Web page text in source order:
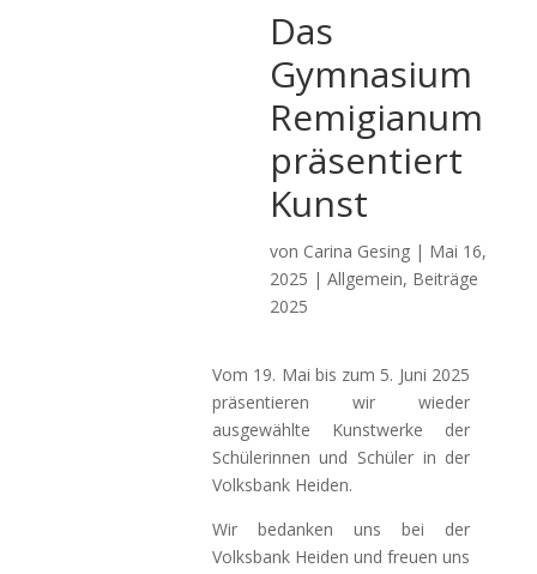
Das
Gymnasium
Remigianum
präsentiert
Kunst
von Carina Gesing | Mai 16,
2025 | Allgemein, Beiträge
2025
Vom 19. Mai bis zum 5. Juni 2025
präsentieren wir wieder
ausgewählte Kunstwerke der
Schülerinnen und Schüler in der
Volksbank Heiden.
Wir bedanken uns bei der
Volksbank Heiden und freuen uns